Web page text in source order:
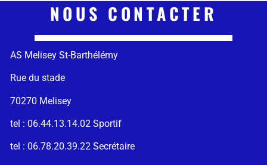
NOUS CONTACTER
AS Melisey St-Barthélémy
Rue du stade
70270 Melisey
tel : 06.44.13.14.02 Sportif
tel : 06.78.20.39.22 Secrétaire